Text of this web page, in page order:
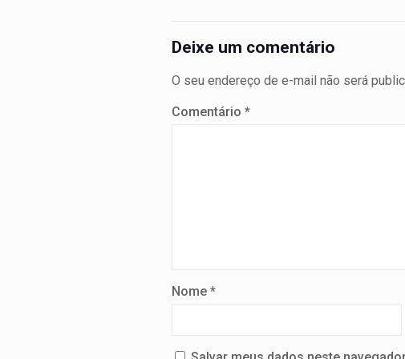
Deixe um comentário
O seu endereço de e-mail não será
Comentário *
Nome *